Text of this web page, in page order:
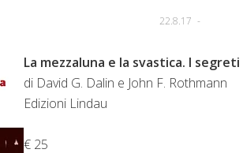
22.8.17 -
La mezzaluna e la svastica. I
di David G. Dalin e John F. Rothmann
Edizioni Lindau
€ 25